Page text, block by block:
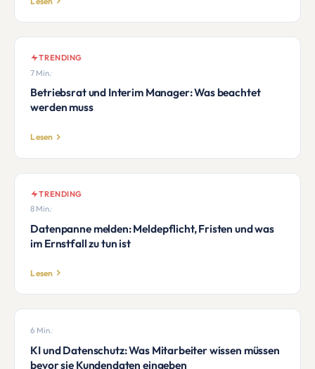
TRENDING
7 Min.·
Betriebsrat und Interim Manager: Was beachtet
werden muss
Lesen
TRENDING
8 Min.·
Datenpanne melden: Meldepflicht, Fristen und was
im Ernstfall zu tun ist
Lesen
6 Min.·
KI und Datenschutz: Was Mitarbeiter wissen müssen
bevor sie Kundendaten eingeben